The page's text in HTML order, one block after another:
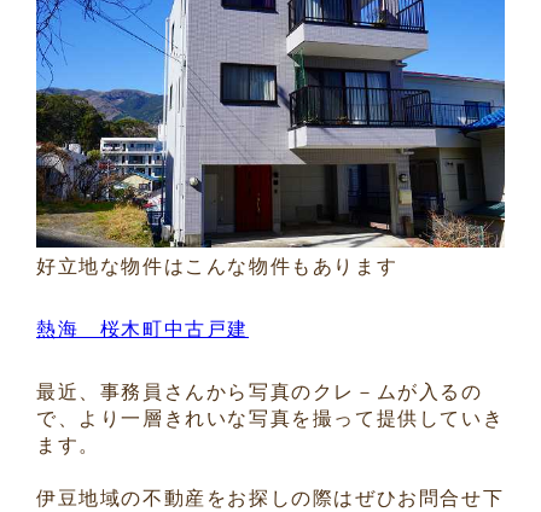
好立地な物件はこんな物件もあります
熱海 桜木町中古戸建
最近、事務員さんから写真のクレ－ムが入るの
で、より一層きれいな写真を撮って提供していき
ます。
伊豆地域の不動産をお探しの際はぜひお問合せ下